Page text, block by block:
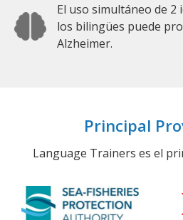
El uso simultáneo de
los bilingües puede
Alzheimer.
Principal
Language Trainers es el